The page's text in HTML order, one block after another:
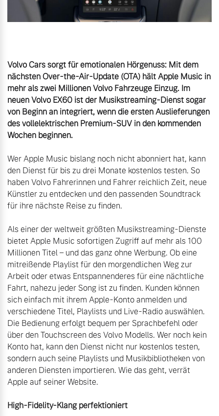
Editionsmodelle
Konnektivität
Angebot anfragen
Fahrzeug konfigurieren
Sofort verfügbare Fahrzeuge
Volvo Selekt
Gebrauchtwagen
Die Neuwagenalternative
Mehr erfahren
Editionsmodelle
Jetzt kennenlernen
Mehr erfahren
Service by Volvo
Volvo Winter- und
Sommer Kompletträder.
Bitte sprechen Sie uns
direkt an.
Mehr erfahren
Frühjahrscheck
Entdecken Sie unsere
saisonalen Angebote.
Mehr erfahren
Finanzierung & Leasing
Versicherung
Volvo Cars sorgt für emotionalen Hörgenuss: Mit dem
nächsten Over-the-Air-Update (OTA) hält Apple Music in
mehr als zwei Millionen Volvo Fahrzeuge Einzug. Im
neuen Volvo EX60 ist der Musikstreaming-Dienst sogar
von Beginn an integriert, wenn die ersten Auslieferungen
des vollelektrischen Premium-SUV in den kommenden
Wochen beginnen.
Wer Apple Music bislang noch nicht abonniert hat, kann
den Dienst für bis zu drei Monate kostenlos testen. So
haben Volvo Fahrerinnen und Fahrer reichlich Zeit, neue
Künstler zu entdecken und den passenden Soundtrack
für ihre nächste Reise zu finden.
Als einer der weltweit größten Musikstreaming-Dienste
bietet Apple Music sofortigen Zugriff auf mehr als 100
Millionen Titel – und das ganz ohne Werbung. Ob eine
mitreißende Playlist für den morgendlichen Weg zur
Arbeit oder etwas Entspannenderes für eine nächtliche
Fahrt, nahezu jeder Song ist zu finden. Kunden können
sich einfach mit ihrem Apple-Konto anmelden und
verschiedene Titel, Playlists und Live-Radio auswählen.
Die Bedienung erfolgt bequem per Sprachbefehl oder
über den Touchscreen des Volvo Modells. Wer noch kein
Konto hat, kann den Dienst nicht nur kostenlos testen,
sondern auch seine Playlists und Musikbibliotheken von
anderen Diensten importieren. Wie das geht, verrät
Apple auf seiner Website.